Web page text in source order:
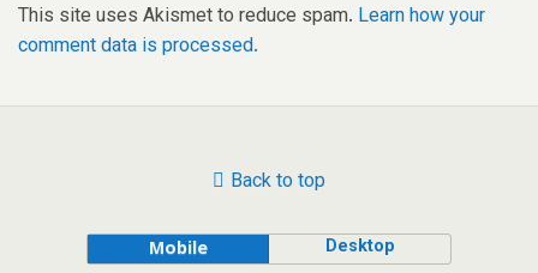
This site uses Akismet to reduce spam. Learn how your
comment data is processed.
Back to top
Mobile Desktop